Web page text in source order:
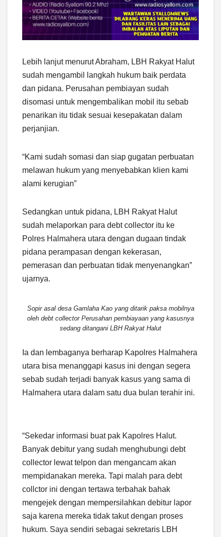
Lebih lanjut menurut Abraham, LBH Rakyat Halut
sudah mengambil langkah hukum baik perdata
dan pidana. Perusahan pembiayan sudah
disomasi untuk mengembalikan mobil itu sebab
penarikan itu tidak sesuai kesepakatan dalam
perjanjian.
“Kami sudah somasi dan siap gugatan perbuatan
melawan hukum yang menyebabkan klien kami
alami kerugian”
Sedangkan untuk pidana, LBH Rakyat Halut
sudah melaporkan para debt collector itu ke
Polres Halmahera utara dengan dugaan tindak
pidana perampasan dengan kekerasan,
pemerasan dan perbuatan tidak menyenangkan”
ujarnya.
Sopir asal desa Gamlaha Kao yang ditarik paksa mobilnya
oleh debt collector Perusahan pembiayaan yang kasusnya
sedang ditangani LBH Rakyat Halut
Ia dan lembaganya berharap Kapolres Halmahera
utara bisa menanggapi kasus ini dengan segera
sebab sudah terjadi banyak kasus yang sama di
Halmahera utara dalam satu dua bulan terahir ini.
“Sekedar informasi buat pak Kapolres Halut.
Banyak debitur yang sudah menghubungi debt
collector lewat telpon dan mengancam akan
mempidanakan mereka. Tapi malah para debt
collctor ini dengan tertawa terbahak bahak
mengejek dengan mempersilahkan debitur lapor
saja karena mereka tidak takut dengan proses
hukum. Saya sendiri sebagai sekretaris LBH